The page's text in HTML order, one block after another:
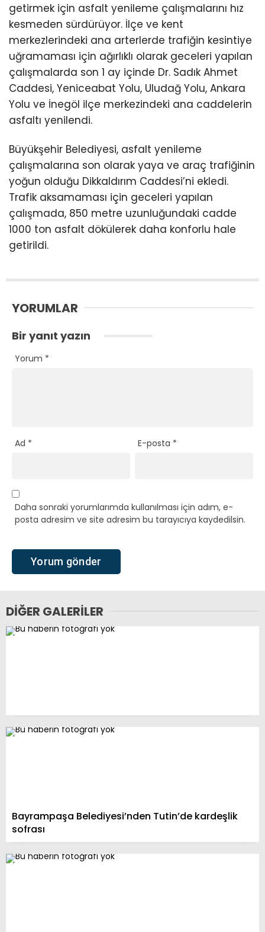
getirmek için asfalt yenileme çalışmalarını hız
kesmeden sürdürüyor. İlçe ve kent
merkezlerindeki ana arterlerde trafiğin kesintiye
uğramaması için ağırlıklı olarak geceleri yapılan
çalışmalarda son 1 ay içinde Dr. Sadık Ahmet
Caddesi, Yeniceabat Yolu, Uludağ Yolu, Ankara
Yolu ve İnegöl ilçe merkezindeki ana caddelerin
asfaltı yenilendi.
Büyükşehir Belediyesi, asfalt yenileme
çalışmalarına son olarak yaya ve araç trafiğinin
yoğun olduğu Dikkaldırım Caddesi’ni ekledi.
Trafik aksamaması için geceleri yapılan
çalışmada, 850 metre uzunluğundaki cadde
1000 ton asfalt dökülerek daha konforlu hale
getirildi.
YORUMLAR
Bir yanıt yazın
Yorum *
Ad * E-posta *
Daha sonraki yorumlarımda kullanılması için adım, e-
posta adresim ve site adresim bu tarayıcıya kaydedilsin.
DIĞER GALERILER
Bayrampaşa Belediyesi’nden Tutin’de kardeşlik
sofrası